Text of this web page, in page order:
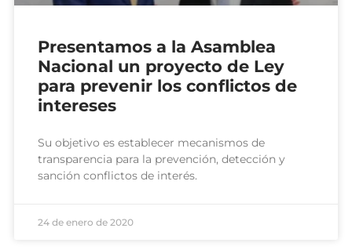
Presentamos a la Asamblea
Nacional un proyecto de Ley
para prevenir los conflictos de
intereses
Su objetivo es establecer mecanismos de
transparencia para la prevención, detección y
sanción conflictos de interés.
24 de enero de 2020